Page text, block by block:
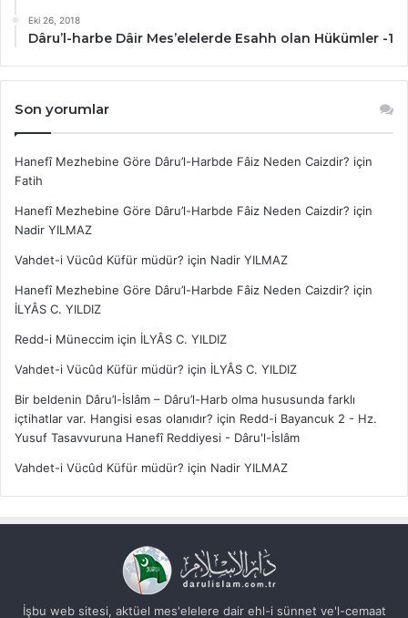
Eki 26, 2018
Dâru’l-harbe Dâir Mes’elelerde Esahh olan Hükümler -1
Son yorumlar
Hanefî Mezhebine Göre Dâru’l-Harbde Fâiz Neden Caizdir? için
Fatih
Hanefî Mezhebine Göre Dâru’l-Harbde Fâiz Neden Caizdir? için
Nadir YILMAZ
Vahdet-i Vücûd Küfür müdür? için Nadir YILMAZ
Hanefî Mezhebine Göre Dâru’l-Harbde Fâiz Neden Caizdir? için
İLYÂS C. YILDIZ
Redd-i Müneccim için İLYÂS C. YILDIZ
Vahdet-i Vücûd Küfür müdür? için İLYÂS C. YILDIZ
Bir beldenin Dâru’l-İslâm – Dâru’l-Harb olma hususunda farklı
içtihatlar var. Hangisi esas olanıdır? için Redd-i Bayancuk 2 - Hz.
Yusuf Tasavvuruna Hanefî Reddiyesi - Dâru'l-İslâm
Vahdet-i Vücûd Küfür müdür? için Nadir YILMAZ
İşbu web sitesi, aktüel mes'elelere dair ehl-i sünnet ve'l-cemaat